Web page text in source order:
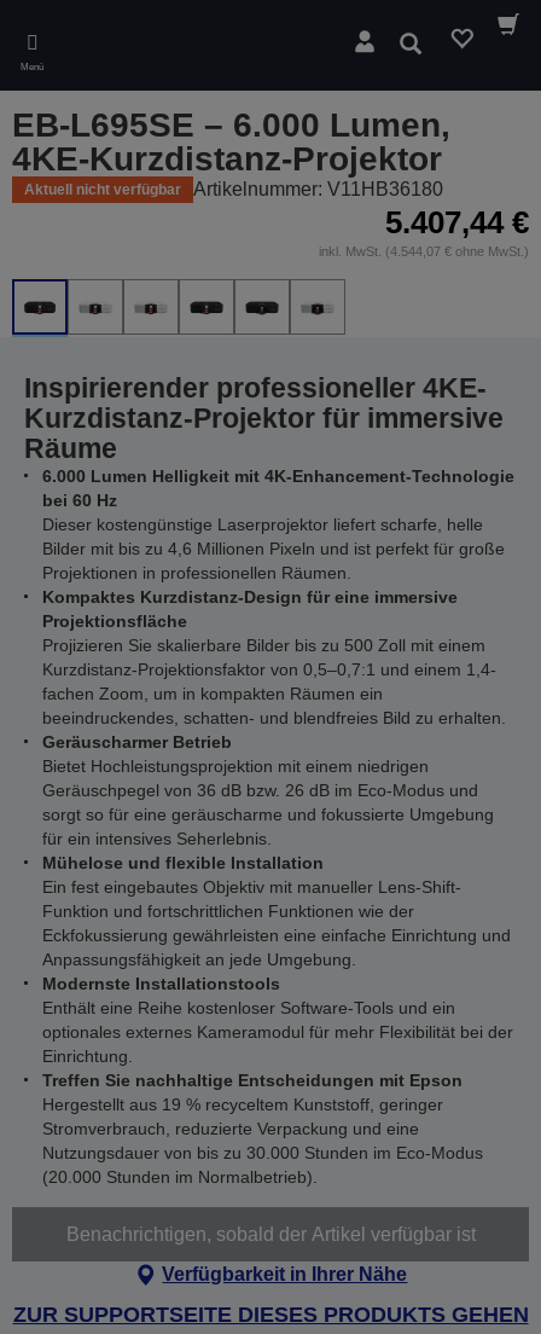
main
content
Menü
Suchen
EB-L695SE – 6.000 Lumen,
4KE-Kurzdistanz-Projektor
Aktuell nicht verfügbar Artikelnummer: V11HB36180
5.407,44 €
inkl. MwSt. (4.544,07 € ohne MwSt.)
Inspirierender professioneller 4KE-
Kurzdistanz-Projektor für immersive
Räume
6.000 Lumen Helligkeit mit 4K-Enhancement-Technologie
bei 60 Hz
Dieser kostengünstige Laserprojektor liefert scharfe, helle
Bilder mit bis zu 4,6 Millionen Pixeln und ist perfekt für große
Projektionen in professionellen Räumen.
Kompaktes Kurzdistanz-Design für eine immersive
Projektionsfläche
Projizieren Sie skalierbare Bilder bis zu 500 Zoll mit einem
Kurzdistanz-Projektionsfaktor von 0,5–0,7:1 und einem 1,4-
fachen Zoom, um in kompakten Räumen ein
beeindruckendes, schatten- und blendfreies Bild zu erhalten.
Geräuscharmer Betrieb
Bietet Hochleistungsprojektion mit einem niedrigen
Geräuschpegel von 36 dB bzw. 26 dB im Eco-Modus und
sorgt so für eine geräuscharme und fokussierte Umgebung
für ein intensives Seherlebnis.
Mühelose und flexible Installation
Ein fest eingebautes Objektiv mit manueller Lens-Shift-
Funktion und fortschrittlichen Funktionen wie der
Eckfokussierung gewährleisten eine einfache Einrichtung und
Anpassungsfähigkeit an jede Umgebung.
Modernste Installationstools
Enthält eine Reihe kostenloser Software-Tools und ein
optionales externes Kameramodul für mehr Flexibilität bei der
Einrichtung.
Treffen Sie nachhaltige Entscheidungen mit Epson
Hergestellt aus 19 % recyceltem Kunststoff, geringer
Stromverbrauch, reduzierte Verpackung und eine
Nutzungsdauer von bis zu 30.000 Stunden im Eco-Modus
(20.000 Stunden im Normalbetrieb).
Benachrichtigen, sobald der Artikel verfügbar ist
Verfügbarkeit in Ihrer Nähe
ZUR SUPPORTSEITE DIESES PRODUKTS GEHEN